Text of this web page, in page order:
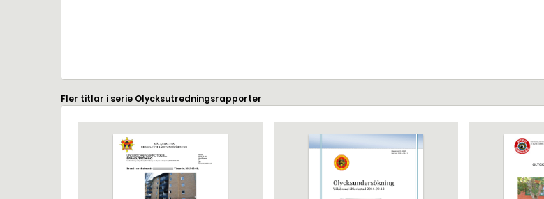
Fler titlar i serie Olycksutredningsrapporter